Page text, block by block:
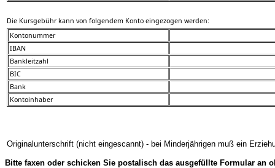
Die Kursgebühr kann von folgendem Konto eingezogen werden:
Kontonummer
IBAN
Bankleitzahl
BIC
Bank
Kontoinhaber
Originalunterschrift (nicht eingescannt) - bei Minderjährigen muß ein
Bitte faxen oder schicken Sie postalisch das ausgefüllte Formular an